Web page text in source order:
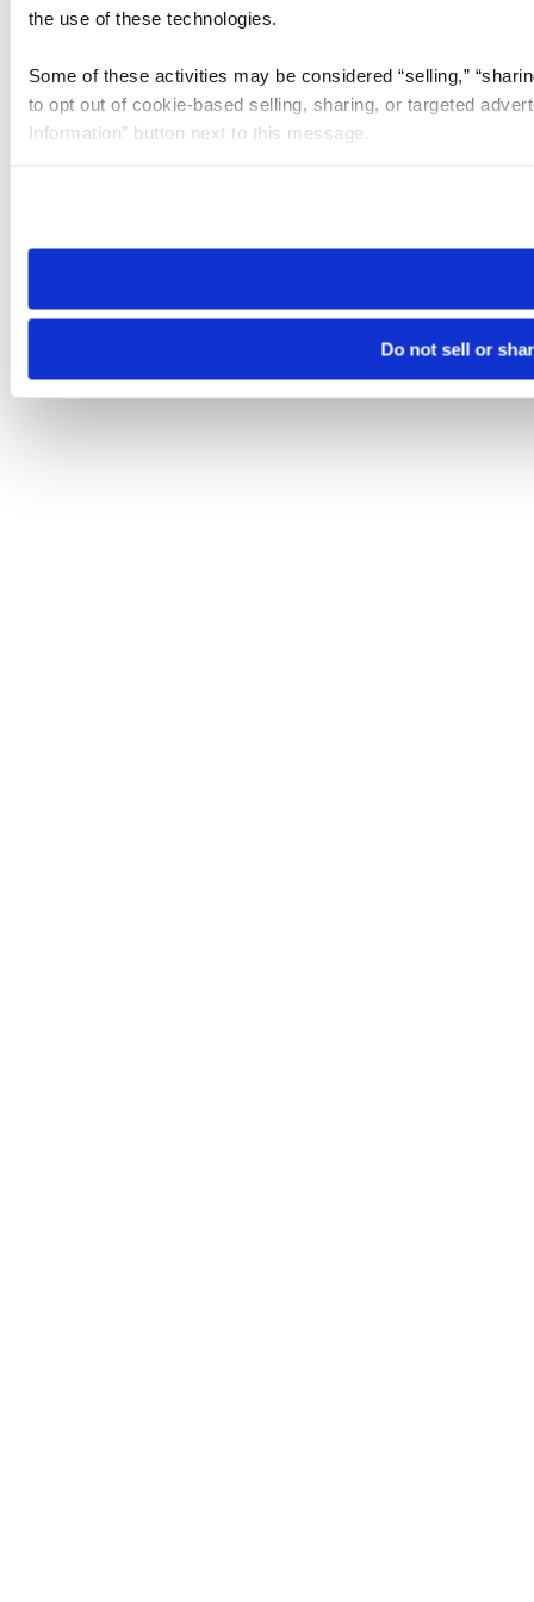
the use of these technologies.
Some of these activities may be considered “selling,”
to opt out of cookie-based selling, sharing, or targeted
Information” button next to this message.
need to be set again.
Do not sell or